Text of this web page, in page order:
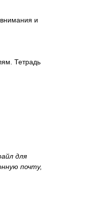
и
Тетрадь
для
почту,